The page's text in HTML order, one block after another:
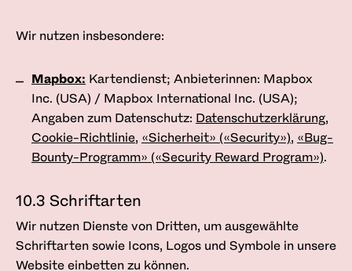
Wir nutzen insbesondere:
Mapbox: Kartendienst; Anbieterinnen: Mapbox
Inc. (USA) / Mapbox International Inc. (USA);
Angaben zum Datenschutz: Datenschutzerklärung,
Cookie-Richtlinie, «Sicherheit» («Security»), «Bug-
Bounty-Programm» («Security Reward Program»).
10.3 Schriftarten
Wir nutzen Dienste von Dritten, um ausgewählte
Schriftarten sowie Icons, Logos und Symbole in unsere
Website einbetten zu können.